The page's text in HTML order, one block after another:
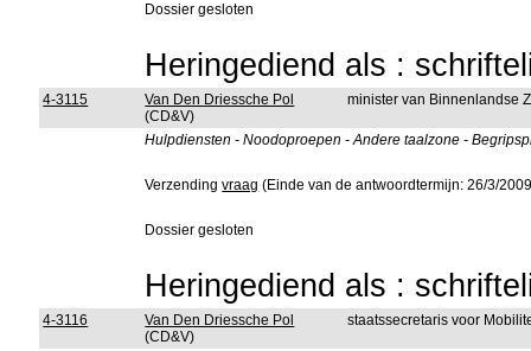
Dossier gesloten
Heringediend als :
4-3115
Van Den Driessche Pol
(CD&V)
minister van Binnenlandse
Hulpdiensten - Noodoproepen - Andere taalzone -
Verzendingvraag (Einde van de antwoordtermijn: 26/3/
Dossier gesloten
Heringediend als :
4-3116
Van Den Driessche Pol
(CD&V)
staatssecretaris voor